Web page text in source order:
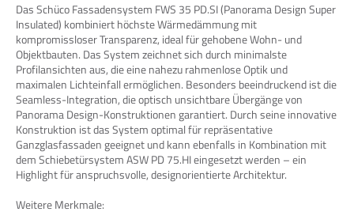
Das Schüco Fassadensystem FWS 35 PD.SI (Panorama Design Super
Insulated) kombiniert höchste Wärmedämmung mit
kompromissloser Transparenz, ideal für gehobene Wohn- und
Objektbauten. Das System zeichnet sich durch minimalste
Profilansichten aus, die eine nahezu rahmenlose Optik und
maximalen Lichteinfall ermöglichen. Besonders beeindruckend ist die
Seamless-Integration, die optisch unsichtbare Übergänge von
Panorama Design-Konstruktionen garantiert. Durch seine innovative
Konstruktion ist das System optimal für repräsentative
Ganzglasfassaden geeignet und kann ebenfalls in Kombination mit
dem Schiebetürsystem ASW PD 75.HI eingesetzt werden – ein
Highlight für anspruchsvolle, designorientierte Architektur.
Weitere Merkmale: